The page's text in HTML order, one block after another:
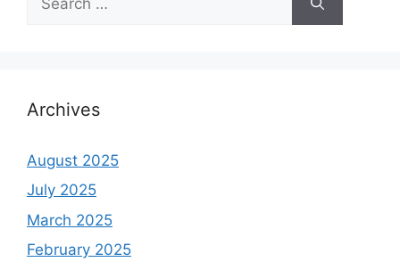
for:
Archives
August 2025
July 2025
March 2025
February 2025